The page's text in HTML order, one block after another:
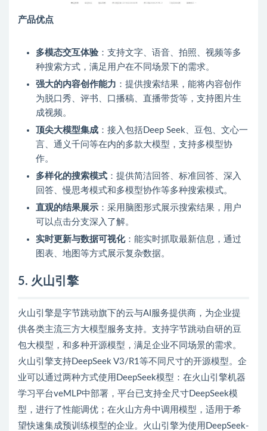
产品优点
多模态交互体验：支持文字、语音、拍照、视频等多
种搜索方式，满足用户在不同场景下的需求。
强大的内容创作能力 ：提供搜索结果，能将内容创作
为脱口秀、评书、口播稿、直播带货等，支持图片生
成视频。
顶尖大模型集成 ：接入包括Deep Seek、豆包、文心一
言、通义千问等在内的多款大模型，支持多模型协
作。
多样化的搜索模式 ：提供简洁回答、标准回答、深入
回答、慢思考模式和多模型协作等多种搜索模式。
直观的结果展示 ：采用脑图形式展示搜索结果，用户
可以点击分支深入了解。
实时更新与数据可视化：能实时抓取最新信息，通过
图表、地图等方式展示复杂数据。
5. 火山引擎
火山引擎是字节跳动旗下的云与AI服务提供商，为企业提
供各类主流三方大模型服务支持。支持字节跳动自研的豆
包大模型，和多种开源模型，满足企业不同场景的需求。
火山引擎支持DeepSeek V3/R1等不同尺寸的开源模型。企
业可以通过两种方式使用DeepSeek模型：在火山引擎机器
学习平台veMLP中部署，平台已支持全尺寸DeepSeek模
型，进行了性能调优；在火山方舟中调用模型，适用于希
望快速集成预训练模型的企业。火山引擎为使用DeepSeek-